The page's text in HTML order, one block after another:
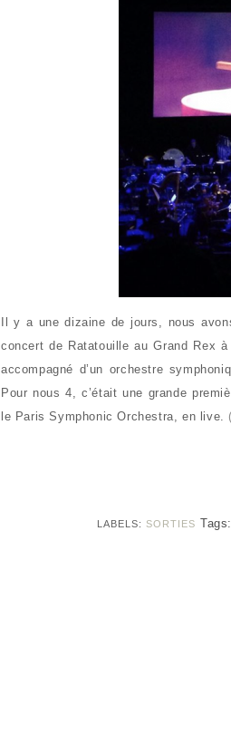
Il y a une dizaine de jours, nous
concert de Ratatouille au Grand Rex
accompagné d’un orchestre
Pour nous 4, c’était une grande
le Paris Symphonic Orchestra, en live.
LABELS: SORTIES Tags: